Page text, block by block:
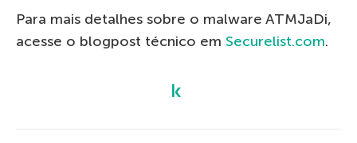
Para mais detalhes sobre o malware ATMJaDi,
acesse o blogpost técnico em Securelist.com.